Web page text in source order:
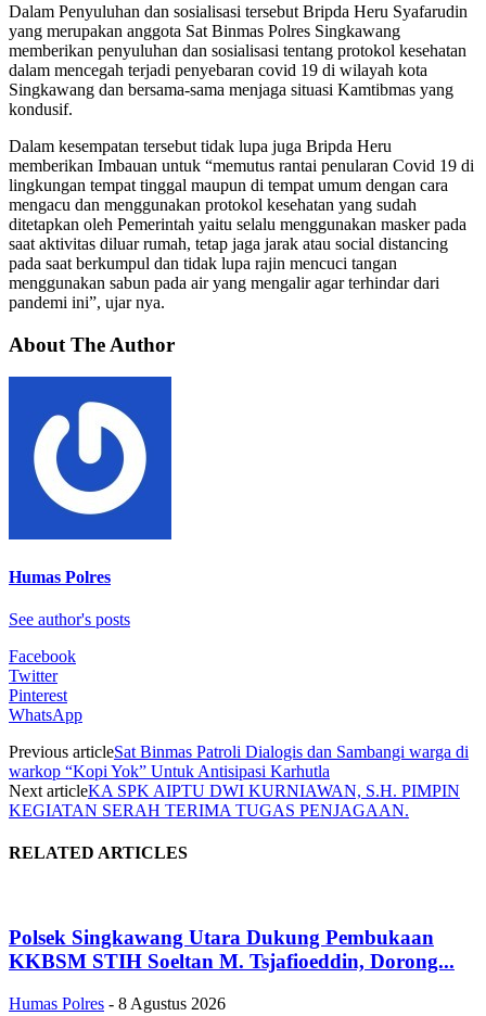
Dalam Penyuluhan dan sosialisasi tersebut Bripda Heru Syafarudin
yang merupakan anggota Sat Binmas Polres Singkawang
memberikan penyuluhan dan sosialisasi tentang protokol kesehatan
dalam mencegah terjadi penyebaran covid 19 di wilayah kota
Singkawang dan bersama-sama menjaga situasi Kamtibmas yang
kondusif.
Dalam kesempatan tersebut tidak lupa juga Bripda Heru
memberikan Imbauan untuk “memutus rantai penularan Covid 19 di
lingkungan tempat tinggal maupun di tempat umum dengan cara
mengacu dan menggunakan protokol kesehatan yang sudah
ditetapkan oleh Pemerintah yaitu selalu menggunakan masker pada
saat aktivitas diluar rumah, tetap jaga jarak atau social distancing
pada saat berkumpul dan tidak lupa rajin mencuci tangan
menggunakan sabun pada air yang mengalir agar terhindar dari
pandemi ini”, ujar nya.
About The Author
Humas Polres
See author's posts
Facebook
Twitter
Pinterest
WhatsApp
Previous articleSat Binmas Patroli Dialogis dan Sambangi warga di
warkop “Kopi Yok” Untuk Antisipasi Karhutla
Next articleKA SPK AIPTU DWI KURNIAWAN, S.H. PIMPIN
KEGIATAN SERAH TERIMA TUGAS PENJAGAAN.
RELATED ARTICLES
Polsek Singkawang Utara Dukung Pembukaan
KKBSM STIH Soeltan M. Tsjafioeddin, Dorong...
Humas Polres - 8 Agustus 2026